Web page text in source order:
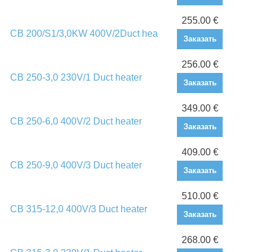
CB 200/S1/3,0KW 400V/2Duct hea
255.00 €
Заказать
CB 250-3,0 230V/1 Duct heater
256.00 €
Заказать
CB 250-6,0 400V/2 Duct heater
349.00 €
Заказать
CB 250-9,0 400V/3 Duct heater
409.00 €
Заказать
CB 315-12,0 400V/3 Duct heater
510.00 €
Заказать
268.00 €